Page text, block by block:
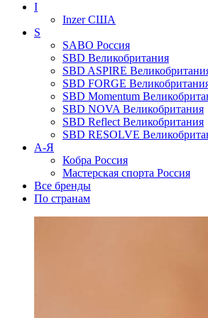
I
InzerСША
S
SABO Россия
SBD Великобритания
SBD ASPIRE
SBD FORGE
SBD Momentum
SBD NOVA Великобритания
SBD Reflect Великобритания
SBD RESOLVE
А-Я
Кобра Россия
Мастерская спорта Россия
Все бренды
По странам